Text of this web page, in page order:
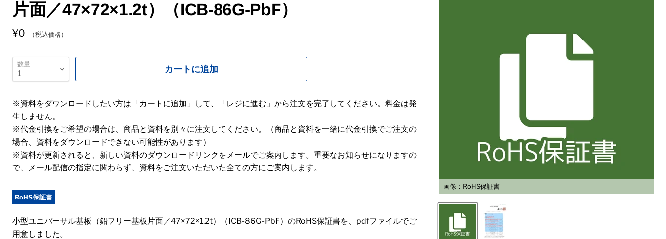
画像：RoHS保証書
片面／47×72×1.2t）（ICB-86G-PbF）
¥0 （税込価格）
数量 カートに追加
※資料をダウンロードしたい方は「カートに追加」して、「レジに進む」から注文を完了してください。料金は発
生しません。
※代金引換をご希望の場合は、商品と資料を別々に注文してください。（商品と資料を一緒に代金引換でご注文の
場合、資料をダウンロードできない可能性があります）
※資料が更新されると、新しい資料のダウンロードリンクをメールでご案内します。重要なお知らせになりますの
で、メール配信の指定に関わらず、資料をご注文いただいた全ての方にご案内します。
RoHS保証書
小型ユニバーサル基板（鉛フリー基板片面／47×72×1.2t）（ICB-86G-PbF）のRoHS保証書を、pdfファイルでご
用意しました。